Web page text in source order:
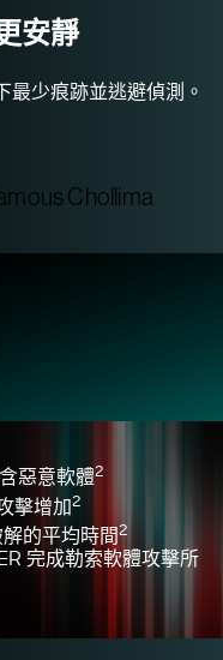
安靜
最少痕跡並逃避偵測。
惡意軟體2
擊增加2
的平均時間2
完成勒索軟體攻擊所